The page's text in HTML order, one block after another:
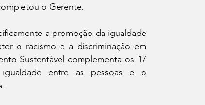
o Gerente.
a promoção da igualdade
o racismo e a discriminação em
Sustentável complementa os 17
entre as pessoas e o